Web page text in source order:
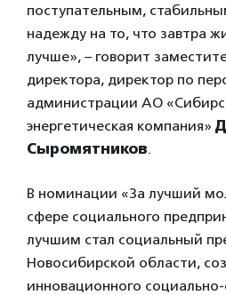
поступательным,
надежду на то, что завтра
лучше», – говорит
директора, директор по
администрации АО
энергетическая компания»
Сыромятников.
В номинации «За лучший
сфере социального
лучшим стал социальный
Новосибирской области,
инновационного